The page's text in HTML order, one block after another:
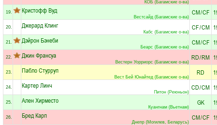
КОБ (Багамские о-ва)
19. Кристофф Вуд
Вестсайд (Багамские о-ва)
CM/CF
20. Джерард Клинг
Кабс (Багамские о-ва)
CF/CM
21. Дэйрон Бэнеби
Беарс (Багамские о-ва)
CM/CF
22. Джин Франсуа
Вестерн Уорриорс (Багамские о-ва)
RD/RM
23. Пабло Стурруп
Вест Бей Юнайтед (Багамские о-ва)
RD
24. Картер Линч
Питон (Реюньон)
CD/CM
25. Ален Хирместо
Куангнам (Вьетнам)
GK
26. Бред Карп
Днепр (Могилев, Беларусь)
CM/CF